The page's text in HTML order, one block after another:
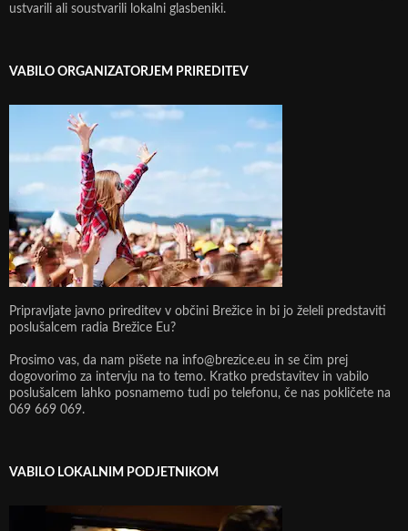
ustvarili ali soustvarili lokalni glasbeniki.
VABILO ORGANIZATORJEM PRIREDITEV
Pripravljate javno prireditev v občini Brežice in bi jo želeli predstaviti
poslušalcem radia Brežice Eu?
Prosimo vas, da nam pišete na info@brezice.eu in se čim prej
dogovorimo za intervju na to temo. Kratko predstavitev in vabilo
poslušalcem lahko posnamemo tudi po telefonu, če nas pokličete na
069 669 069.
VABILO LOKALNIM PODJETNIKOM